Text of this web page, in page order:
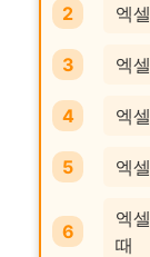
엑
엑
엑
엑
엑
때